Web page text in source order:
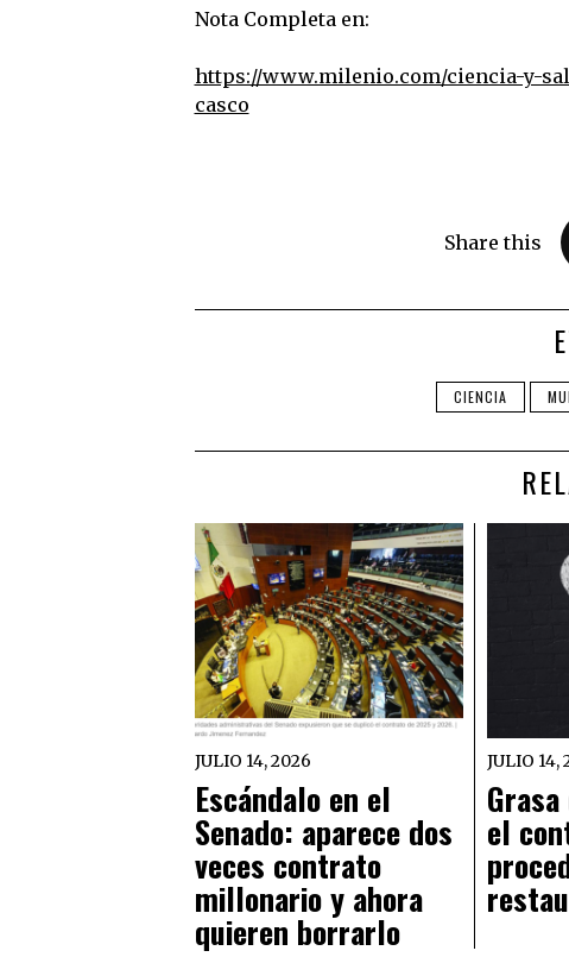
Nota Completa en:
https://www.milenio.com/ciencia-y-
casco
Share this
CIENCIA
JULIO 14, 2026
Escándalo en el
Senado: aparece dos
veces contrato
millonario y ahora
quieren borrarlo
JULIO 14,
el